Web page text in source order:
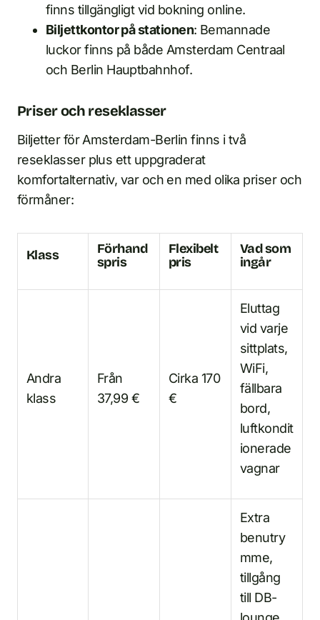
finns tillgängligt vid bokning online.
Biljettkontor på stationen: Bemannade
luckor finns på både Amsterdam Centraal
och Berlin Hauptbahnhof.
Priser och reseklasser
Biljetter för Amsterdam-Berlin finns i två
reseklasser plus ett uppgraderat
komfortalternativ, var och en med olika priser och
förmåner:
Klass
Förhand
spris
Flexibelt
pris
Vad som
ingår
Andra
klass
Från
37,99 €
Cirka 170
€
Eluttag
vid varje
sittplats,
WiFi,
fällbara
bord,
luftkondit
ionerade
vagnar
Extra
benutry
mme,
tillgång
till DB-